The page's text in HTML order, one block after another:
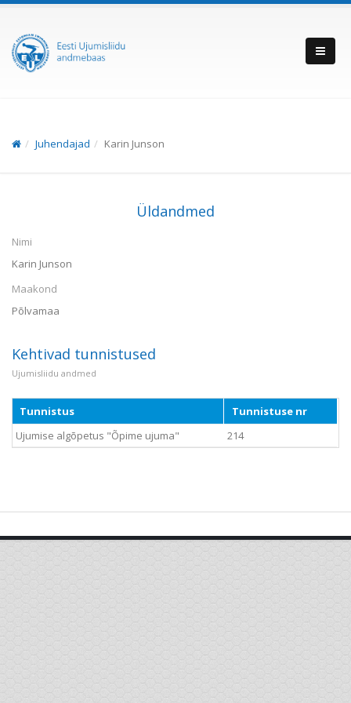
Juhendajad Karin Junson
Üldandmed
Nimi
Karin Junson
Maakond
Põlvamaa
Kehtivad tunnistused
Ujumisliidu andmed
Tunnistus
Tunnistuse nr
Ujumise algõpetus "Õpime ujuma"
214